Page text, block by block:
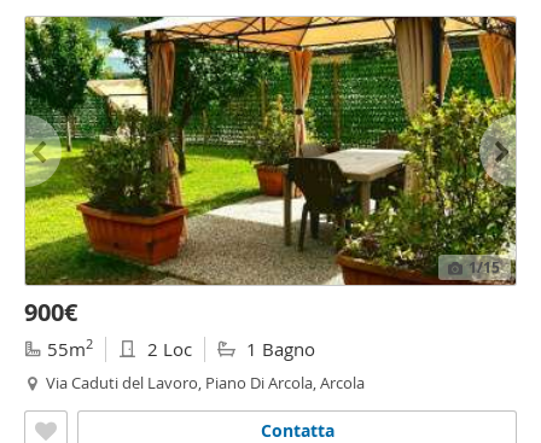
1/15
900€
55m2 2 Loc 1 Bagno
Via Caduti del Lavoro, Piano Di Arcola, Arcola
Contatta